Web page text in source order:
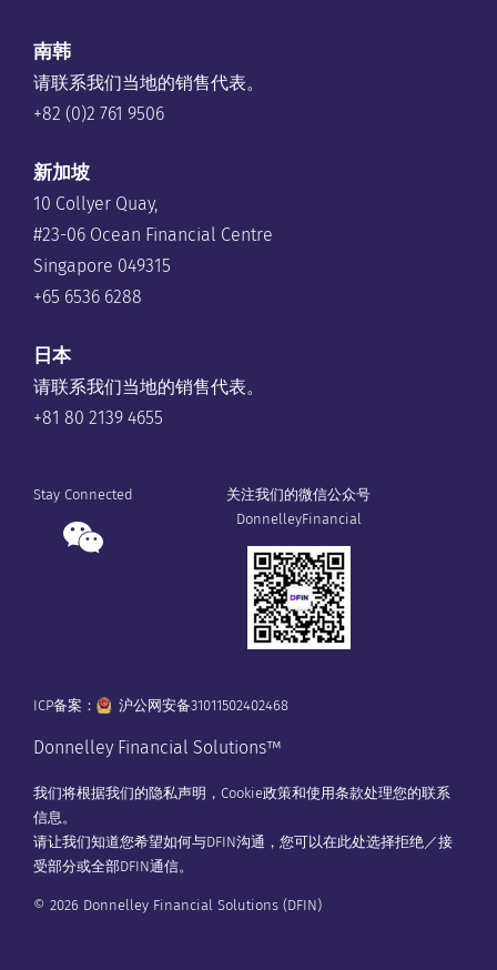
南韩
请联系我们当地的销售代表。
+82 (0)2 761 9506
新加坡
10 Collyer Quay,
#23-06 Ocean Financial Centre
Singapore 049315
+65 6536 6288
日本
请联系我们当地的销售代表。
+81 80 2139 4655
Stay Connected
关注我们的微信公众号
DonnelleyFinancial
ICP备案： 沪公网安备31011502402468
Donnelley Financial Solutions™
我们将根据我们的隐私声明 ， Cookie政策和使用条款处理您的联系
信息。
请让我们知道您希望如何与DFIN沟通，您可以在此处选择拒绝／接
受部分或全部DFIN通信。
© 2026 Donnelley Financial Solutions (DFIN)